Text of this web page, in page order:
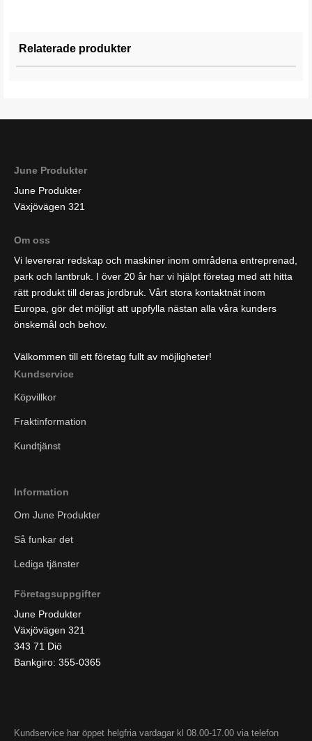
Relaterade produkter
June Produkter
June Produkter
Växjövägen 321
Om oss
Vi levererar redskap och maskiner inom områdena entreprenad,
park och lantbruk. I över 20 år har vi hjälpt företag med att hitta
rätt produkt till deras jordbruk. Vårt stora kontaktnät inom
Europa, gör det möjligt att uppfylla nästan alla våra kunders
önskemål och behov.
Välkommen till ett företag fullt av möjligheter!
Kundservice
Köpvillkor
Fraktinformation
Kundtjänst
Information
Om June Produkter
Så funkar det
Lediga tjänster
Företagsuppgifter
June Produkter
Växjövägen 321
343 71 Diö
Bankgiro: 355-0365
Kundservice har öppet helgfria vardagar kl 08.00-17.00 via telefon